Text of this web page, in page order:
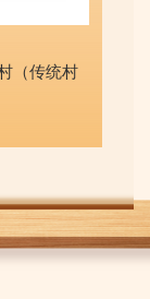
（传统村